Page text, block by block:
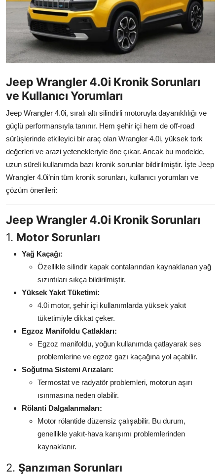
İkinci El & Alım-Satım
Bakım & Arıza Çözümleri
Elektrikli & Hibrit
Kiralama & Filo
Sürüş & Güvenlik
Lastik & Jant
Yağlar & Sıvılar
LPG & Yakıt
Elektrik & Akü
Aydınlatma & Görüş
Şanzıman & Aktarma
Dizel Sistemler
Multimedya & Elektronik
Jeep Wrangler 4.0i Kronik Sorunları
ve Kullanıcı Yorumları
Jeep Wrangler 4.0i, sıralı altı silindirli motoruyla dayanıklılığı ve
güçlü performansıyla tanınır. Hem şehir içi hem de off-road
sürüşlerinde etkileyici bir araç olan Wrangler 4.0i, yüksek tork
değerleri ve arazi yetenekleriyle öne çıkar. Ancak bu modelde,
uzun süreli kullanımda bazı kronik sorunlar bildirilmiştir. İşte Jeep
Wrangler 4.0i’nin tüm kronik sorunları, kullanıcı yorumları ve
çözüm önerileri:
Jeep Wrangler 4.0i Kronik Sorunları
1. Motor Sorunları
Yağ Kaçağı:
Özellikle silindir kapak contalarından kaynaklanan yağ
sızıntıları sıkça bildirilmiştir.
Yüksek Yakıt Tüketimi:
4.0i motor, şehir içi kullanımlarda yüksek yakıt
tüketimiyle dikkat çeker.
Egzoz Manifoldu Çatlakları:
Egzoz manifoldu, yoğun kullanımda çatlayarak ses
problemlerine ve egzoz gazı kaçağına yol açabilir.
Soğutma Sistemi Arızaları:
Termostat ve radyatör problemleri, motorun aşırı
ısınmasına neden olabilir.
Rölanti Dalgalanmaları:
Motor rölantide düzensiz çalışabilir. Bu durum,
genellikle yakıt-hava karışımı problemlerinden
kaynaklanır.
2. Şanzıman Sorunları